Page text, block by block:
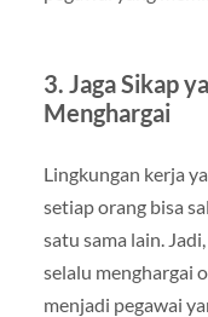
3. Jaga Sikap
Menghargai
Lingkungan kerja
setiap orang bisa
satu sama lain.
selalu menghargai
menjadi pegawai